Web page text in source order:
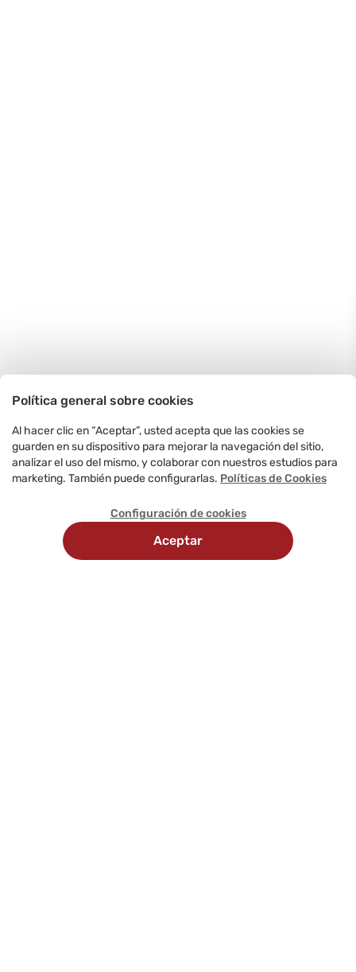
Política general sobre cookies
Al hacer clic en “Aceptar”, usted acepta que las cookies se
guarden en su dispositivo para mejorar la navegación del sitio,
analizar el uso del mismo, y colaborar con nuestros estudios para
marketing. También puede configurarlas. Políticas de Cookies
Configuración de cookies
Aceptar